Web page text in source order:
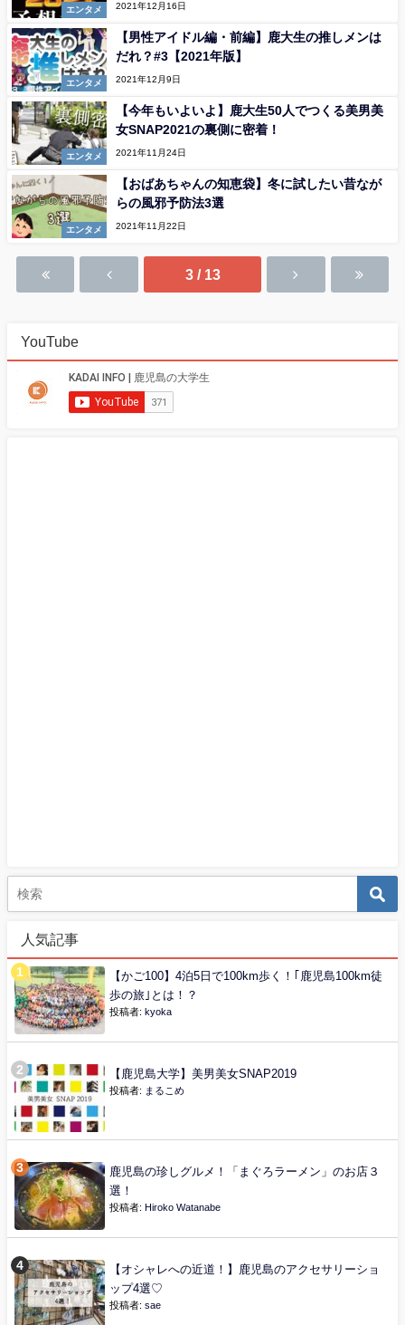
エンタメ 2021年12月16日
エンタメ
【男性アイドル編・前編】鹿大生の推しメンは
だれ？#3【2021年版】
2021年12月9日
エンタメ
【今年もいよいよ】鹿大生50人でつくる美男美
女SNAP2021の裏側に密着！
2021年11月24日
エンタメ
【おばあちゃんの知恵袋】冬に試したい昔なが
らの風邪予防法3選
2021年11月22日
3 / 13
YouTube
人気記事
【かご100】4泊5日で100km歩く！｢鹿児島100km徒
歩の旅｣とは！？
投稿者: kyoka
【鹿児島大学】美男美女SNAP2019
投稿者: まるこめ
鹿児島の珍しグルメ！「まぐろラーメン」のお店３
選！
投稿者: Hiroko Watanabe
【オシャレへの近道！】鹿児島のアクセサリーショ
ップ4選♡
投稿者: sae